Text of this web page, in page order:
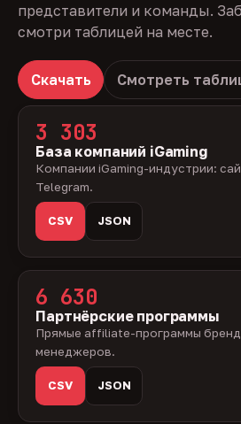
представители и команды.
смотри таблицей на месте.
Скачать Смотреть
3 303
База компаний iGaming
Компании iGaming-индустрии:
Telegram.
CSV JSON
6 630
Партнёрские программы
Прямые affiliate-программы
менеджеров.
CSV JSON